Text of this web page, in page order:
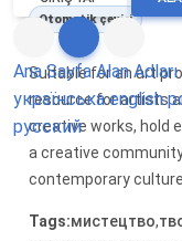
Ana Sayfa Alan Adları
українська english
русский
Otomatik çeviri
Suitable for an art
resource for artists
creative works, hold
a creative
contemporary culture.
Tags:мистецтво,